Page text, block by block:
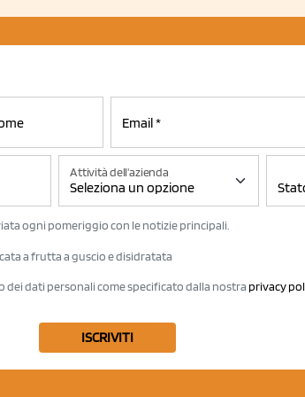
Attività dell'azienda
ogni pomeriggio con le notizie principali.
a frutta a guscio e disidratata
dati personali come specificato dalla nostra privacy
ISCRIVITI